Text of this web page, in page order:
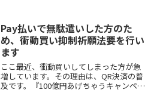
Pay払いで無駄遣いした方のた
め、衝動買い抑制祈願法要を行い
ます
ここ最近、衝動買いしてしまった方が急
増しています。その理由は、QR決済の普
及です。『100億円あげちゃうキャンペー